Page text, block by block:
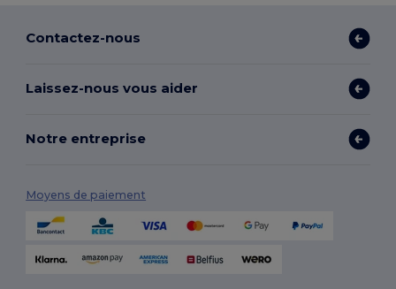
Contactez-nous
Laissez-nous vous aider
Notre entreprise
Moyens de paiement